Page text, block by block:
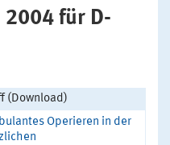
für D-
(Download)
Operieren in der